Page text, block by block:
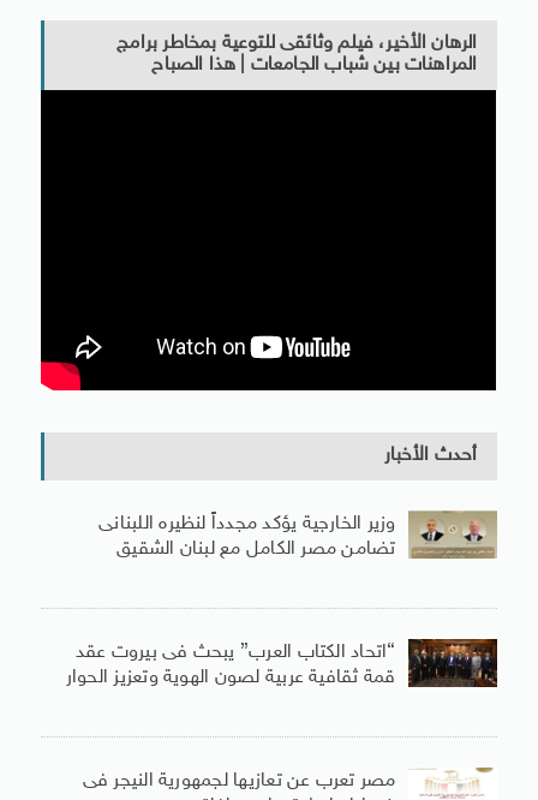
الرهان الأخير، فيلم وثائقى للتوعية بمخاطر برامج
المراهنات بين شباب الجامعات | هذا الصباح
أحدث الأخبار
وزير الخارجية يؤكد مجدداً لنظيره اللبنانى
تضامن مصر الكامل مع لبنان الشقيق
“اتحاد الكتاب العرب” يبحث فى بيروت عقد
قمة ثقافية عربية لصون الهوية وتعزيز الحوار
مصر تعرب عن تعازيها لجمهورية النيجر فى